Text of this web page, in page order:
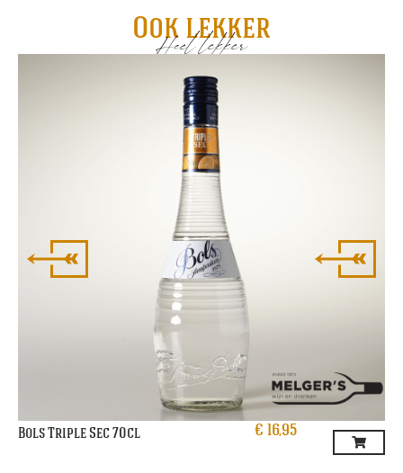
Ook lekker
Heel lekker
Bols Triple Sec 70cl € 16,95